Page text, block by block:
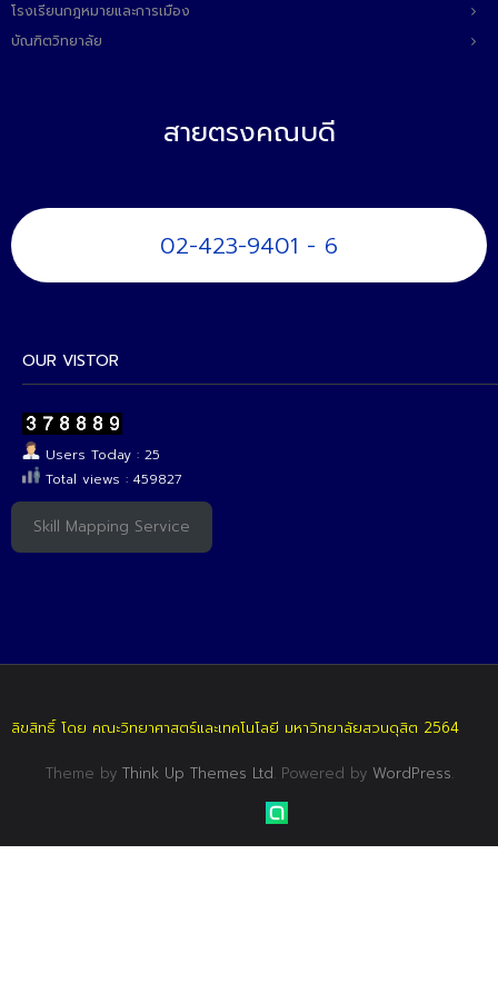
โรงเรียนกฎหมายและการเมือง
บัณฑิตวิทยาลัย
สายตรงคณบดี
02-423-9401 - 6
OUR VISTOR
Users Today : 25
Total views : 459827
Skill Mapping Service
ลิขสิทธิ์ โดย คณะวิทยาศาสตร์และเทคโนโลยี มหาวิทยาลัยสวนดุสิต 2564
Theme by Think Up Themes Ltd. Powered by WordPress.